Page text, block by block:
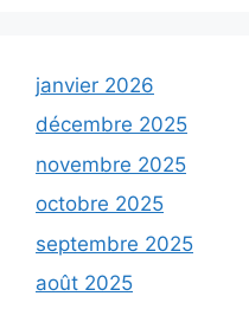
janvier 2026
décembre 2025
novembre 2025
octobre 2025
septembre 2025
août 2025